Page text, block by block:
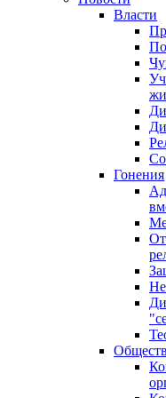
Власти
Гонения